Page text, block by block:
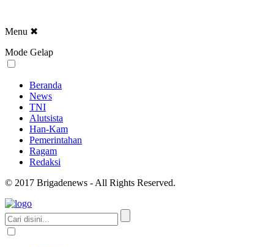
Menu ✖
Mode Gelap
Beranda
News
TNI
Alutsista
Han-Kam
Pemerintahan
Ragam
Redaksi
© 2017 Brigadenews - All Rights Reserved.